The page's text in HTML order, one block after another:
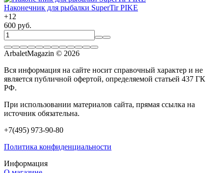
Наконечник для рыбалки SuperTir PIKE
+12
600 руб.
ArbaletMagazin © 2026
Вся информация на сайте носит справочный характер и не
является публичной офертой, определяемой статьей 437 ГК
РФ.
При использовании материалов сайта, прямая ссылка на
источник обязательна.
+7(495) 973-90-80
Политика конфиденциальности
Информация